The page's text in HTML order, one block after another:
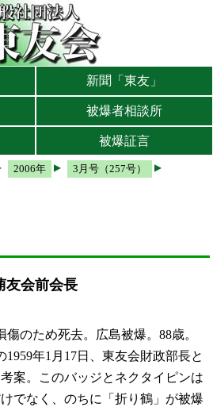
ト）へ 新聞「東友」
被爆者相談所
被爆証言
2006年 3月号（257号）
友会前会長
のため死去。広島被爆。88歳。
年1月17日、東友会財政部長と
案。このバッジとネクタイピンは
でなく、のちに「折り鶴」が被爆